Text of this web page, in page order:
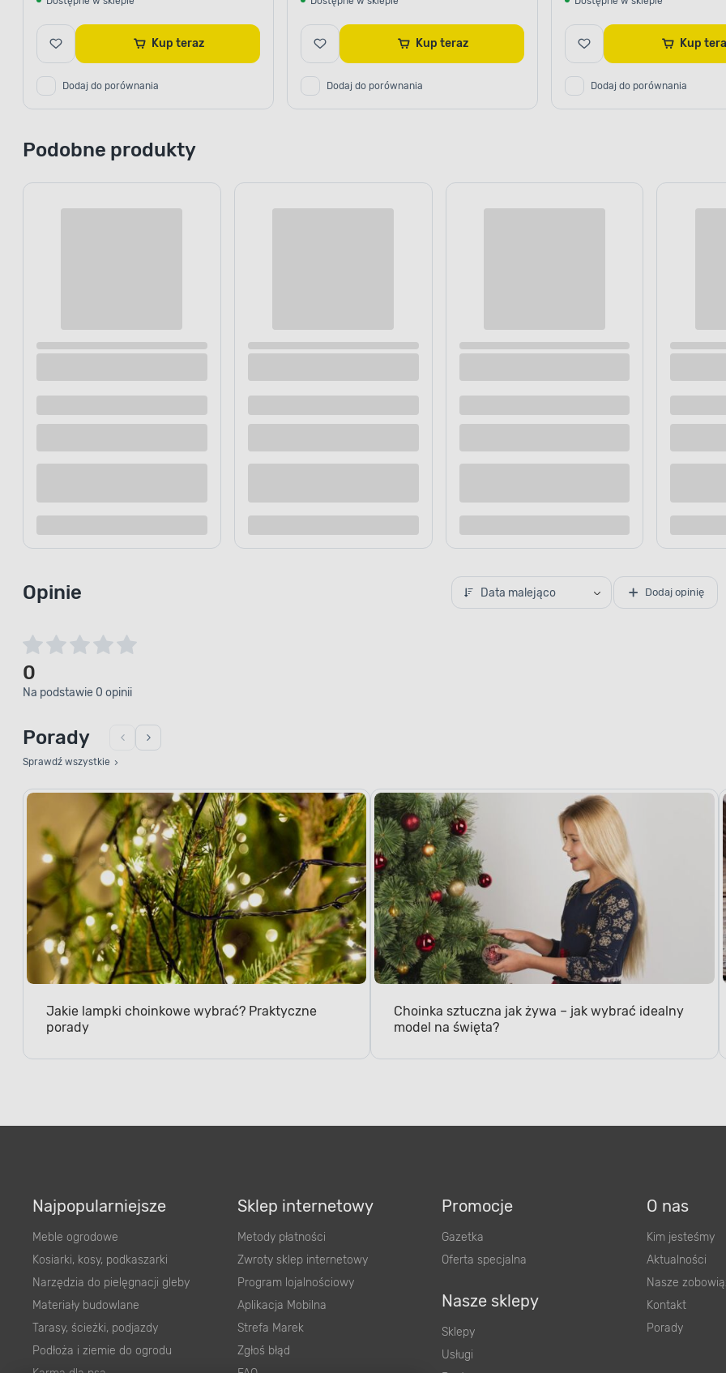
Kup teraz
Dodaj do porównania
Kup teraz
Dodaj do porównania
Kup
Dodaj do porównania
Podobne produkty
Dostępne z dostawą
Dostępne w sklepie
Kup teraz
Dostępne z dostawą
Dostępne w sklepie
Kup teraz
Dostępne z dostawą
Dostępne w sklepie
Kup
Data malejąco Dodaj opinię
0
Na podstawie 0 opinii
Sprawdź wszystkie
porady
model na święta?
Kosiarki, kosy, podkaszarki
Narzędzia do pielęgnacji gleby
Materiały budowlane
Tarasy, ścieżki, podjazdy
Podłoża i ziemie do ogrodu
Karma dla psa
Zwroty sklep internetowy
Program lojalnościowy
Aplikacja Mobilna
Strefa Marek
Zgłoś błąd
FAQ
Oferta specjalna
Usługi
Dostawa
Aktualności
Nasze
Kontakt
Porady